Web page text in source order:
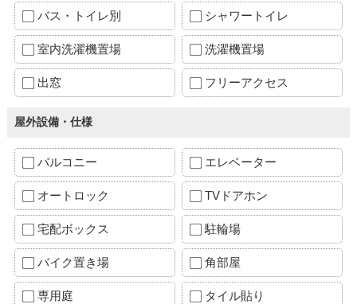
バス・トイレ別 シャワートイレ
室内洗濯機置場 洗濯機置場
出窓 フリーアクセス
屋外設備・仕様
バルコニー エレベーター
オートロック TVドアホン
宅配ボックス 駐輪場
バイク置き場 角部屋
専用庭 タイル貼り